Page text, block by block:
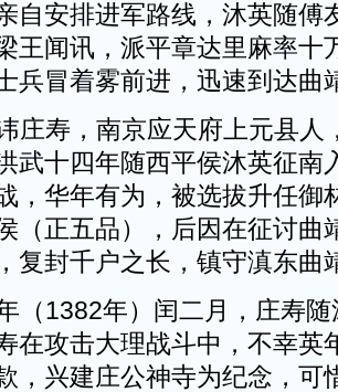
自安排进军路线，沐英随傅
王闻讯，派平章达里麻率十
兵冒着雾前进，迅速到达曲
庄寿，南京应天府上元县人
武十四年随西平侯沐英征南
，华年有为，被选拔升任御
（正五品），后因在征讨曲
复封千户之长，镇守滇东曲
（1382年）闰二月，庄寿随
在攻击大理战斗中，不幸英
，兴建庄公神寺为纪念，可